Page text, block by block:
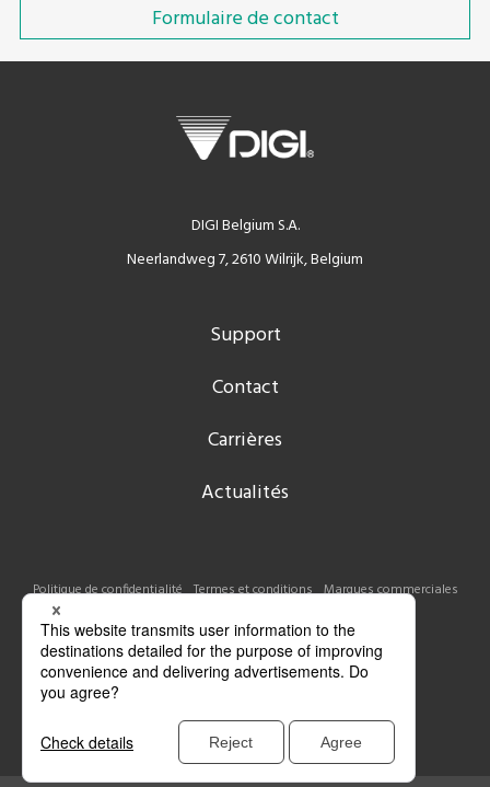
Formulaire de contact
DIGI Belgium S.A.
Neerlandweg 7, 2610 Wilrijk, Belgium
Support
Contact
Carrières
Actualités
Politique de confidentialité Termes et conditions Marques commerciales